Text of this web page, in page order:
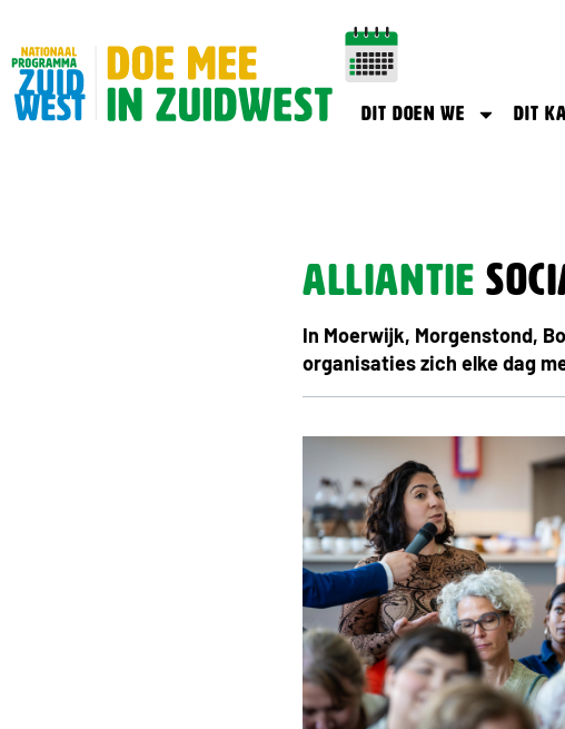
Dit doen we Dit
Alliantie
In Moerwijk, Morgenstond,
organisaties zich elke dag